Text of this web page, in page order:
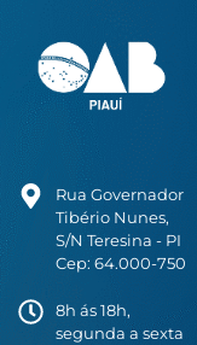
Rua Governador
Tibério Nunes,
S/N Teresina - PI
Cep: 64.000-750
8h ás 18h,
segunda a sexta